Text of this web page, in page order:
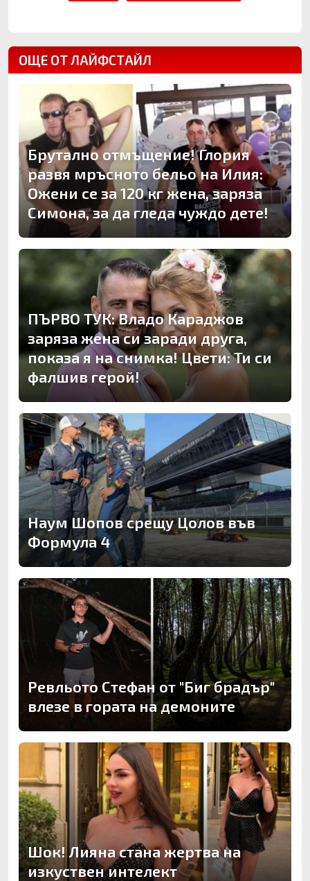
ОЩЕ ОТ ЛАЙФСТАЙЛ
Брутално отмъщение! Глория
развя мръсното бельо на Илия:
Ожени се за 120 кг жена, заряза
Симона, за да гледа чуждо дете!
ПЪРВО ТУК: Владо Караджов
заряза жена си заради друга,
показа я на снимка! Цвети: Ти си
фалшив герой!
Наум Шопов срещу Цолов във
Формула 4
Ревльото Стефан от "Биг брадър"
влезе в гората на демоните
Шок! Лияна стана жертва на
изкуствен интелект